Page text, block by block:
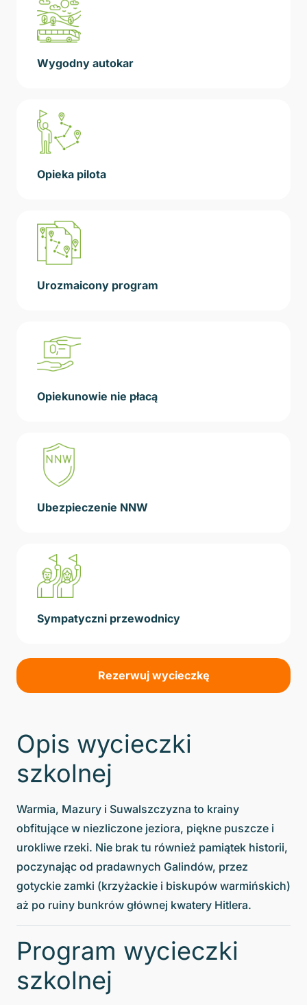
Wygodny autokar
Opieka pilota
Urozmaicony program
Opiekunowie nie płacą
Ubezpieczenie NNW
Sympatyczni przewodnicy
Rezerwuj wycieczkę
Opis wycieczki
szkolnej
Warmia, Mazury i Suwalszczyzna to krainy
obfitujące w niezliczone jeziora, piękne puszcze i
urokliwe rzeki. Nie brak tu również pamiątek historii,
poczynając od pradawnych Galindów, przez
gotyckie zamki (krzyżackie i biskupów warmińskich)
aż po ruiny bunkrów głównej kwatery Hitlera.
Program wycieczki
szkolnej